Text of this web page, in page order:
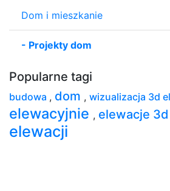
Dom i mieszkanie
- Projekty dom
Popularne tagi
budowa , dom , wizualizacja 3d
elewacyjnie , elewacje 3d
elewacji